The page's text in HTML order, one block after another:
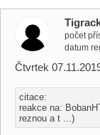
počet
datum
Čtvrtek
citace:
reakce na:
reznou a t ...)